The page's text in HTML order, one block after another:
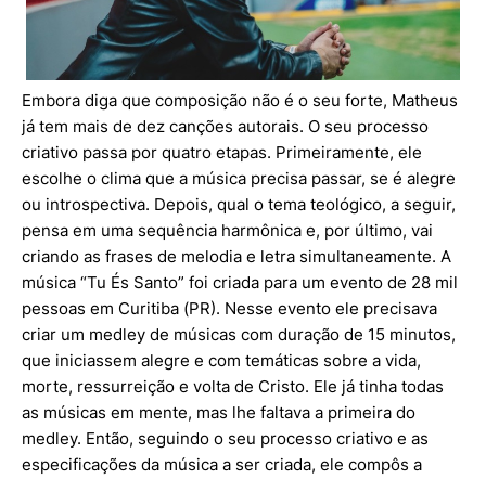
Embora diga que composição não é o seu forte, Matheus
já tem mais de dez canções autorais. O seu processo
criativo passa por quatro etapas. Primeiramente, ele
escolhe o clima que a música precisa passar, se é alegre
ou introspectiva. Depois, qual o tema teológico, a seguir,
pensa em uma sequência harmônica e, por último, vai
criando as frases de melodia e letra simultaneamente. A
música “Tu És Santo” foi criada para um evento de 28 mil
pessoas em Curitiba (PR). Nesse evento ele precisava
criar um medley de músicas com duração de 15 minutos,
que iniciassem alegre e com temáticas sobre a vida,
morte, ressurreição e volta de Cristo. Ele já tinha todas
as músicas em mente, mas lhe faltava a primeira do
medley. Então, seguindo o seu processo criativo e as
especificações da música a ser criada, ele compôs a